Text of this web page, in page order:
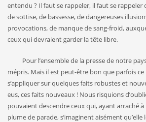
entendu ? Il faut se rappeler, il faut se rappeler
de sottise, de bassesse, de dangereuses
provocations, de manque de sang-froid,
ceux qui devraient garder la tête libre.
Pour l’ensemble de la presse de notre
mépris. Mais il est peut-être bon que parfois
s’appliquer sur quelques faits robustes et
eus, ces faits nouveaux ! Nous risquions
pouvaient descendre ceux qui, ayant arraché
plume de parade, s’imaginent aisément